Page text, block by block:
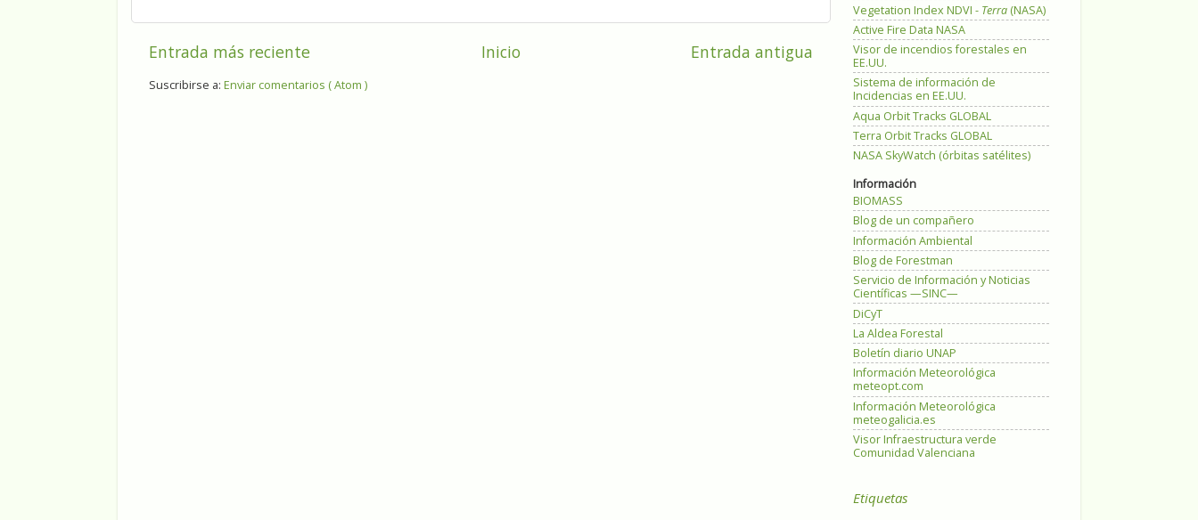
Entrada más reciente Entrada antigua
Inicio
Suscribirse a: Enviar comentarios ( Atom )
Vegetation Index NDVI - Terra (NASA)
Active Fire Data NASA
Visor de incendios forestales en
EE.UU.
Sistema de información de
Incidencias en EE.UU.
Aqua Orbit Tracks GLOBAL
Terra Orbit Tracks GLOBAL
NASA SkyWatch (órbitas satélites)
Información
BIOMASS
Blog de un compañero
Información Ambiental
Blog de Forestman
Servicio de Información y Noticias
Científicas —SINC—
DiCyT
La Aldea Forestal
Boletín diario UNAP
Información Meteorológica
meteopt.com
Información Meteorológica
meteogalicia.es
Visor Infraestructura verde
Comunidad Valenciana
Etiquetas